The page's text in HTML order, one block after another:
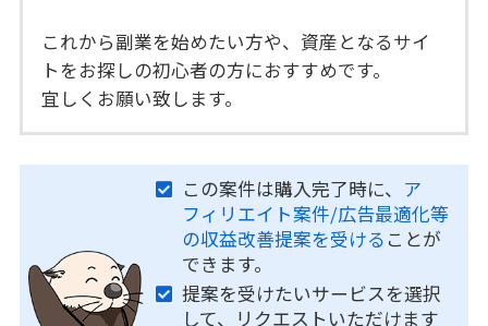
これから副業を始めたい方や、資産となるサイ
トをお探しの初心者の方におすすめです。
宜しくお願い致します。
この案件は購入完了時に、 ア
フィリエイト案件/広告最適化等
の収益改善提案を受ける ことが
できます。
提案を受けたいサービスを選択
して、リクエストいただけます